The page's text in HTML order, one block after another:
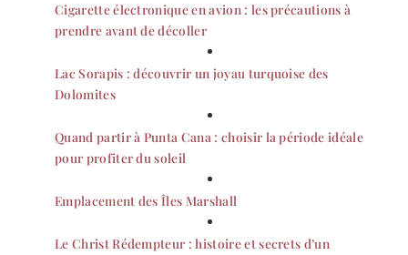
Cigarette électronique en avion : les précautions à
prendre avant de décoller
Lac Sorapis : découvrir un joyau turquoise des
Dolomites
Quand partir à Punta Cana : choisir la période idéale
pour profiter du soleil
Emplacement des Îles Marshall
Le Christ Rédempteur : histoire et secrets d’un